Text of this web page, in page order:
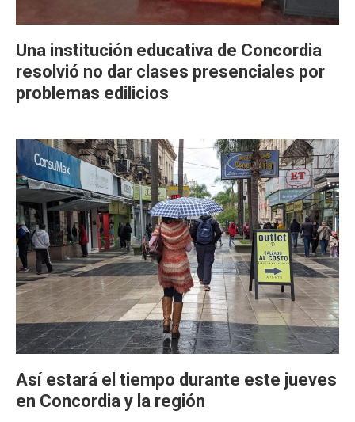
Una institución educativa de Concordia
resolvió no dar clases presenciales por
problemas edilicios
Así estará el tiempo durante este jueves
en Concordia y la región